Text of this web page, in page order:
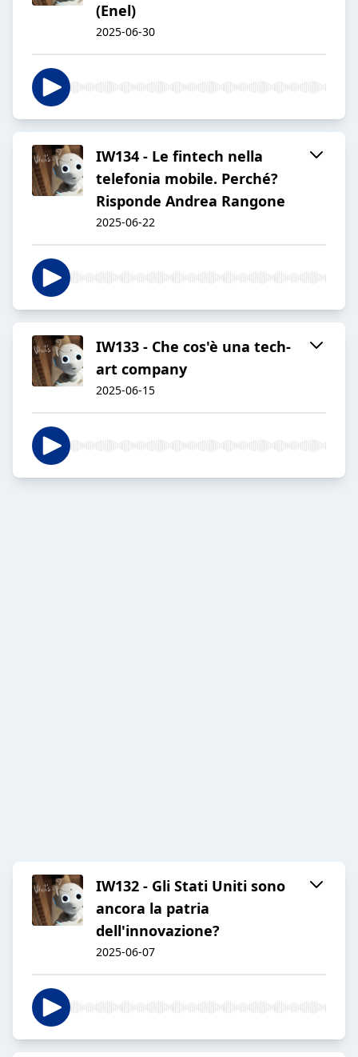
(Enel)
2025-06-30
IW134 - Le fintech nella
telefonia mobile. Perché?
Risponde Andrea Rangone
2025-06-22
IW133 - Che cos'è una tech-
art company
2025-06-15
IW132 - Gli Stati Uniti sono
ancora la patria
dell'innovazione?
2025-06-07